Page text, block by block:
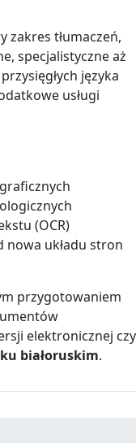
zakres tłumaczeń,
specjalistyczne aż
języka
usługi
(OCR)
układu stron
przygotowaniem
elektronicznej czy
białoruskim.